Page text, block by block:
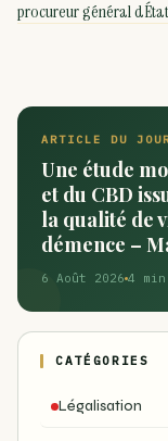
procureur général
ARTICLE DU
Une étude
et du CBD
la qualité de
démence –
6 Août 2026 4 min
CATÉGORIES
Légalisation